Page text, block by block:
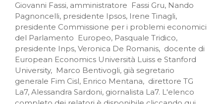
Giovanni Fassi, amministratore Fassi Gru, Nando
Pagnoncelli, presidente Ipsos, Irene Tinagli,
presidente Commissione per i problemi economici
del Parlamento Europeo, Pasquale Tridico,
presidente Inps, Veronica De Romanis, docente di
European Economics Università Luiss e Stanford
University, Marco Bentivogli, già segretario
generale Fim Cisl, Enrico Mentana, direttore TG
La7, Alessandra Sardoni, giornalista La7. L'elenco